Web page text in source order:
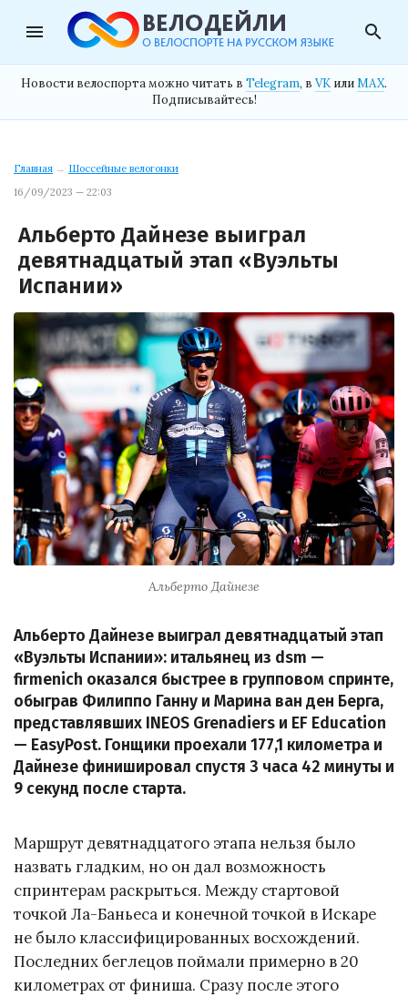
menu search
Новости велоспорта можно читать в Telegram, в VK илиMAX.
Подписывайтесь!
Главная → Шоссейные велогонки
16/09/2023 — 22:03
Альберто Дайнезе выиграл
девятнадцатый этап «Вуэльты
Испании»
Альберто Дайнезе
Альберто Дайнезе выиграл девятнадцатый этап
«Вуэльты Испании»: итальянец из dsm —
firmenich оказался быстрее в групповом спринте,
обыграв Филиппо Ганну и Марина ван ден Берга,
представлявших INEOS Grenadiers и EF Education
— EasyPost. Гонщики проехали 177,1 километра и
Дайнезе финишировал спустя 3 часа 42 минуты и
9 секунд после старта.
Маршрут девятнадцатого этапа нельзя было
назвать гладким, но он дал возможность
спринтерам раскрыться. Между стартовой
точкой Ла-Баньеса и конечной точкой в Искаре
не было классифицированных восхождений.
Последних беглецов поймали примерно в 20
километрах от финиша. Сразу после этого